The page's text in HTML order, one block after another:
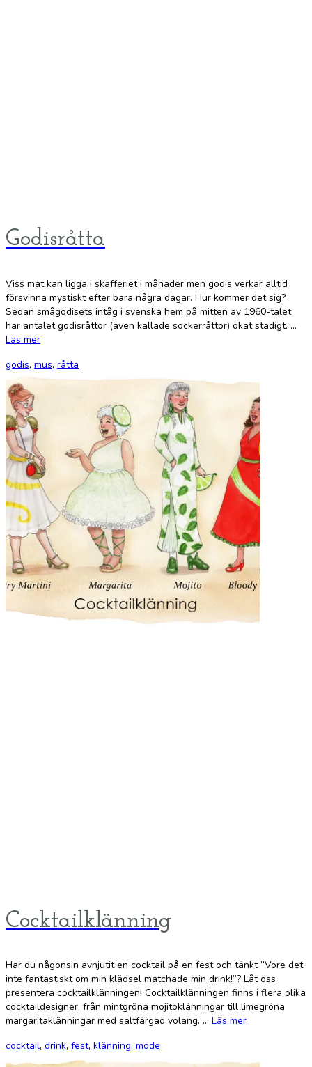
Godisråtta
Viss mat kan ligga i skafferiet i månader men godis verkar alltid
försvinna mystiskt efter bara några dagar. Hur kommer det sig?
Sedan smågodisets intåg i svenska hem på mitten av 1960-talet
har antalet godisråttor (även kallade sockerråttor) ökat stadigt. …
Läs mer
godis, mus, råtta
Cocktailklänning
Har du någonsin avnjutit en cocktail på en fest och tänkt ”Vore det
inte fantastiskt om min klädsel matchade min drink!”? Låt oss
presentera cocktailklänningen! Cocktailklänningen finns i flera olika
cocktaildesigner, från mintgröna mojitoklänningar till limegröna
margaritaklänningar med saltfärgad volang. … Läs mer
cocktail, drink, fest, klänning, mode